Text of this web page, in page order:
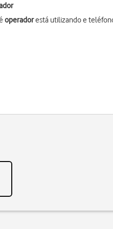
operadorestá utilizando e